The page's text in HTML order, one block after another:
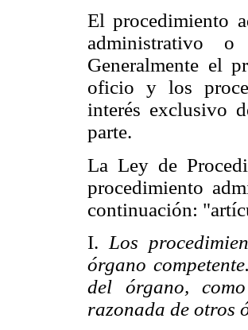
El procedimiento
administrativo
Generalmente el
oficio y los
interés exclusivo
parte.
La Ley de
procedimiento
continuación:
I. Los
órgano
del órgano,
razonada de otros